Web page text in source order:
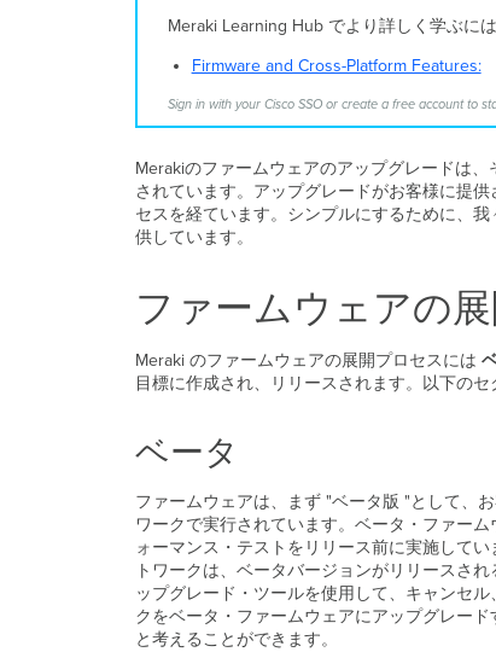
Meraki Learning Hub でより詳しく学ぶに
Firmware and Cross-Platform Features:
Sign in with your Cisco SSO or create a free account to
Merakiのファームウェアのアップグレードは
されています。アップグレードがお客様に提
セスを経ています。シンプルにするために、
供しています。
ファームウェアの
Meraki のファームウェアの展開プロセスには
目標に作成され、リリースされます。以下の
ベータ
ファームウェアは、まず "ベータ版 "として、
ワークで実行されています。ベータ・ファー
ォーマンス・テストをリリース前に実施して
トワークは、ベータバージョンがリリースさ
ップグレード・ツールを使用して、キャンセ
クをベータ・ファームウェアにアップグレー
と考えることができます。